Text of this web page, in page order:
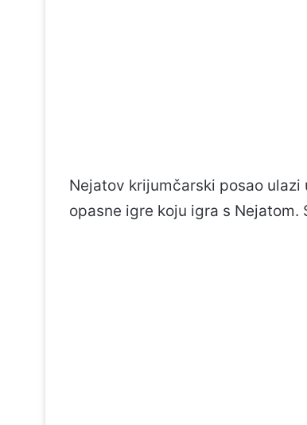
Nejatov krijumčarski posao
opasne igre koju igra s Nejatom.